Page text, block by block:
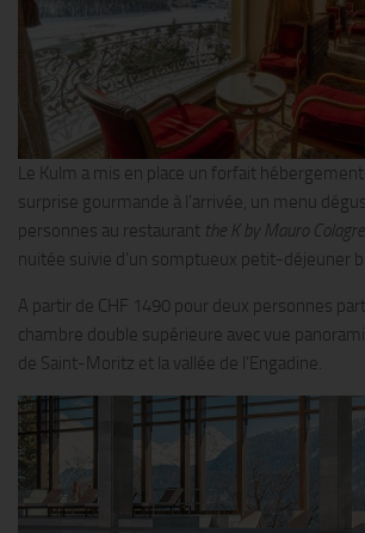
Le Kulm a mis en place un forfait
surprise gourmande à l’arrivée, un menu
personnes au restaurant the K by Mauro
nuitée suivie d’un somptueux petit-déjeuner
A partir de CHF 1490 pour deux personnes
chambre double supérieure avec vue
de Saint-Moritz et la vallée de l’Engadine.